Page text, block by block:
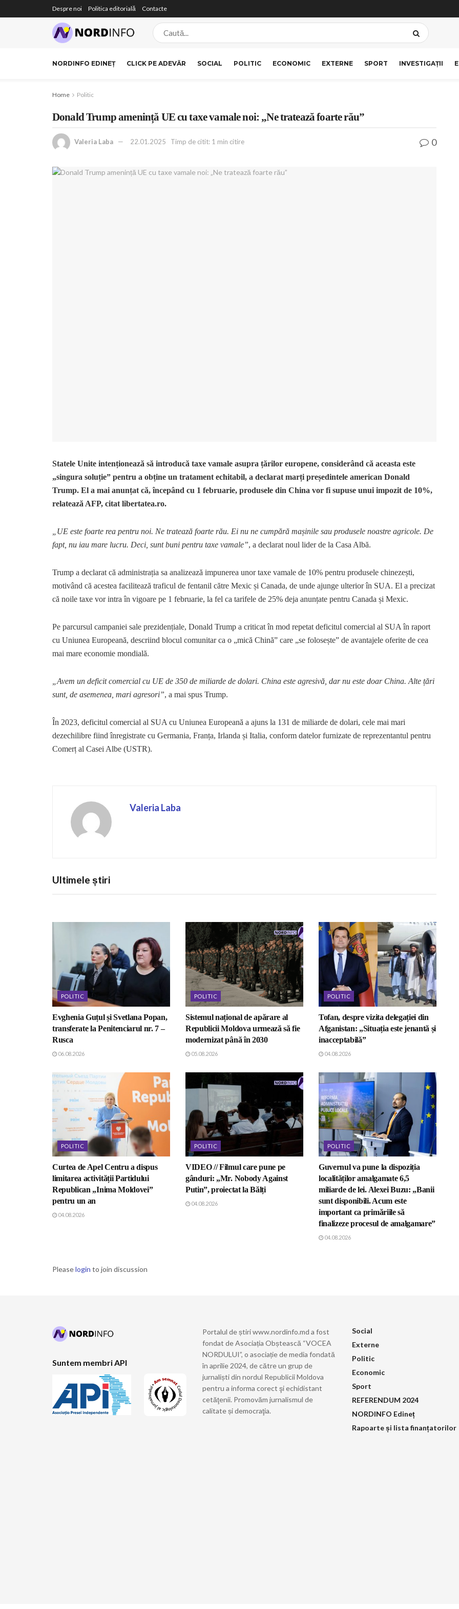
Despre noi Politica editorială Contacte
NORDINFO EDINEȚ CLICK PE ADEVĂR SOCIAL POLITIC ECONOMIC EXTERNE SPORT INVESTIGAȚII
Home Politic
Donald Trump amenință UE cu taxe vamale noi: „Ne tratează foarte rău”
Valeria Laba 22.01.2025 Timp de citit: 1 min citire 0
Statele Unite intenționează să introducă taxe vamale asupra țărilor europene, considerând că aceasta este
„singura soluție” pentru a obține un tratament echitabil, a declarat marți președintele american Donald
Trump. El a mai anunțat că, începând cu 1 februarie, produsele din China vor fi supuse unui impozit de 10%,
relatează AFP, citat libertatea.ro.
„UE este foarte rea pentru noi. Ne tratează foarte rău. Ei nu ne cumpără mașinile sau produsele noastre agricole. De
fapt, nu iau mare lucru. Deci, sunt buni pentru taxe vamale”, a declarat noul lider de la Casa Albă.
Trump a declarat că administrația sa analizează impunerea unor taxe vamale de 10% pentru produsele chinezești,
motivând că acestea facilitează traficul de fentanil către Mexic și Canada, de unde ajunge ulterior în SUA. El a precizat
că noile taxe vor intra în vigoare pe 1 februarie, la fel ca tarifele de 25% deja anunțate pentru Canada și Mexic.
Pe parcursul campaniei sale prezidențiale, Donald Trump a criticat în mod repetat deficitul comercial al SUA în raport
cu Uniunea Europeană, descriind blocul comunitar ca o „mică Chină” care „se folosește” de avantajele oferite de cea
mai mare economie mondială.
„Avem un deficit comercial cu UE de 350 de miliarde de dolari. China este agresivă, dar nu este doar China. Alte țări
sunt, de asemenea, mari agresori”, a mai spus Trump.
În 2023, deficitul comercial al SUA cu Uniunea Europeană a ajuns la 131 de miliarde de dolari, cele mai mari
dezechilibre fiind înregistrate cu Germania, Franța, Irlanda și Italia, conform datelor furnizate de reprezentantul pentru
Comerț al Casei Albe (USTR).
Valeria Laba
Ultimele știri
POLITIC
Evghenia Guțul și Svetlana Popan,
transferate la Penitenciarul nr. 7 –
Rusca
06.08.2026
POLITIC
Sistemul național de apărare al
Republicii Moldova urmează să fie
modernizat până în 2030
05.08.2026
POLITIC
Tofan, despre vizita delegației din
Afganistan: „Situația este jenantă și
inacceptabilă”
04.08.2026
POLITIC
Curtea de Apel Centru a dispus
limitarea activității Partidului
Republican „Inima Moldovei”
pentru un an
04.08.2026
POLITIC
VIDEO // Filmul care pune pe
gânduri: „Mr. Nobody Against
Putin”, proiectat la Bălți
04.08.2026
POLITIC
Guvernul va pune la dispoziția
localităților amalgamate 6,5
miliarde de lei. Alexei Buzu: „Banii
sunt disponibili. Acum este
important ca primăriile să
finalizeze procesul de amalgamare”
04.08.2026
Pleaselogin to join discussion
Suntem membri API
Portalul de știri www.nordinfo.md a fost
fondat de Asociația Obștească “VOCEA
NORDULUI”, o asociație de media fondată
în aprilie 2024, de către un grup de
jurnaliști din nordul Republicii Moldova
pentru a informa corect şi echidistant
cetăţenii. Promovăm jurnalismul de
calitate și democraţia.
Social
Externe
Politic
Economic
Sport
REFERENDUM 2024
NORDINFO Edineț
Rapoarte și lista finanțatorilor